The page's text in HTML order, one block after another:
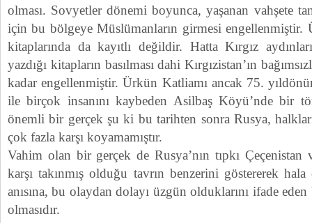
olması. Sovyetler dönemi boyunca, yaşanan vahşete
için bu bölgeye Müslümanların girmesi
kitaplarında da kayıtlı değildir. Hatta Kırgız
yazdığı kitapların basılması dahi Kırgızistan’ın
kadar engellenmiştir. Ürkün Katliamı ancak 75.
ile birçok insanını kaybeden Asilbaş Köyü’nde bir
önemli bir gerçek şu ki bu tarihten sonra Rusya,
çok fazla karşı koyamamıştır.
Vahim olan bir gerçek de Rusya’nın tıpkı
karşı takınmış olduğu tavrın benzerini göstererek
anısına, bu olaydan dolayı üzgün olduklarını ifade
olmasıdır.